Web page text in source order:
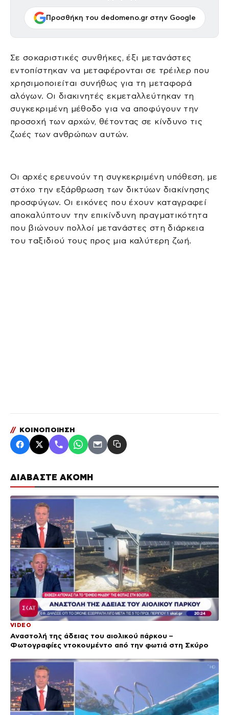
ΔΙΑΒΑΣΤΕ ΑΚΟΜΗ
VIDEO
Αναστολή της άδειας του αιολικού πάρκου –
Φωτογραφίες ντοκουμέντο από την φωτιά στη Σκύρο
Προσθήκη του dedomeno.gr στην Google
Σε σοκαριστικές συνθήκες, έξι μετανάστες
εντοπίστηκαν να μεταφέρονται σε τρέιλερ που
χρησιμοποιείται συνήθως για τη μεταφορά
αλόγων. Οι διακινητές εκμεταλλεύτηκαν τη
συγκεκριμένη μέθοδο για να αποφύγουν την
προσοχή των αρχών, θέτοντας σε κίνδυνο τις
ζωές των ανθρώπων αυτών.
Οι αρχές ερευνούν τη συγκεκριμένη υπόθεση, με
στόχο την εξάρθρωση των δικτύων διακίνησης
προσφύγων. Οι εικόνες που έχουν καταγραφεί
αποκαλύπτουν την επικίνδυνη πραγματικότητα
που βιώνουν πολλοί μετανάστες στη διάρκεια
του ταξιδιού τους προς μια καλύτερη ζωή.
// ΚΟΙΝΟΠΟΙΗΣΗ